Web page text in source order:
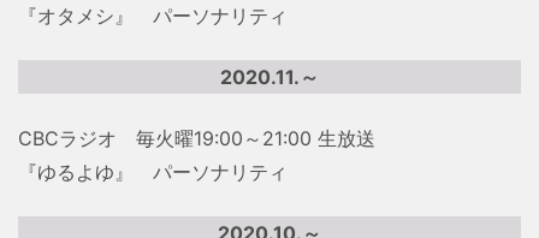
『オタメシ』 パーソナリティ
2020.11.～
CBCラジオ 毎火曜19:00～21:00 生放送
『ゆるよゆ』 パーソナリティ
2020.10.～